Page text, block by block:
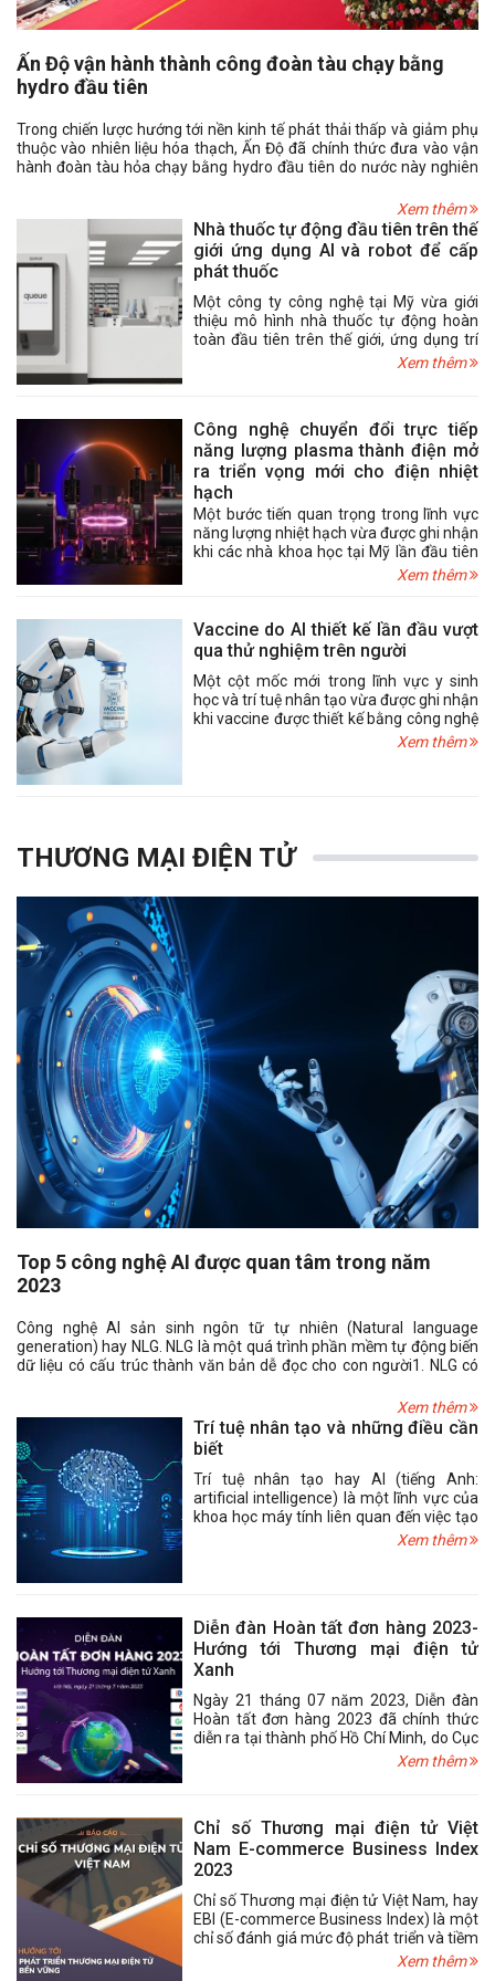
Ấn Độ vận hành thành công đoàn tàu chạy bằng
hydro đầu tiên
Trong chiến lược hướng tới nền kinh tế phát thải thấp và giảm phụ
thuộc vào nhiên liệu hóa thạch, Ấn Độ đã chính thức đưa vào vận
hành đoàn tàu hỏa chạy bằng hydro đầu tiên do nước này nghiên
của ngành đường sắt Ấn Độ, đồng thời đưa quốc gia Nam Á trở
thành một trong số ít nước trên thế giới ứng dụng công nghệ hydro
trong lĩnh vực vận tải đường sắt.
Xem thêm
Nhà thuốc tự động đầu tiên trên thế
giới ứng dụng AI và robot để cấp
phát thuốc
Một công ty công nghệ tại Mỹ vừa giới
thiệu mô hình nhà thuốc tự động hoàn
toàn đầu tiên trên thế giới, ứng dụng trí
tuệ nhân tạo (AI), robot và công nghệ thị
chính xác, giảm đáng kể chi phí vận hành
và mở rộng khả năng tiếp cận dịch vụ
dược phẩm cho người dân.
Xem thêm
Công nghệ chuyển đổi trực tiếp
năng lượng plasma thành điện mở
ra triển vọng mới cho điện nhiệt
hạch
Một bước tiến quan trọng trong lĩnh vực
năng lượng nhiệt hạch vừa được ghi nhận
khi các nhà khoa học tại Mỹ lần đầu tiên
chuyển đổi trực tiếp năng lượng của
nâng cao hiệu suất của các nhà máy điện
nhiệt hạch trong tương lai, đồng thời
giảm đáng kể chi phí sản xuất điện sạch.
Xem thêm
Vaccine do AI thiết kế lần đầu vượt
qua thử nghiệm trên người
Một cột mốc mới trong lĩnh vực y sinh
học và trí tuệ nhân tạo vừa được ghi nhận
khi vaccine được thiết kế bằng công nghệ
AI đã hoàn thành thành công thử nghiệm
tương lai.
Xem thêm
THƯƠNG MẠI ĐIỆN TỬ
Top 5 công nghệ AI được quan tâm trong năm
2023
Công nghệ AI sản sinh ngôn tữ tự nhiên (Natural language
generation) hay NLG. NLG là một quá trình phần mềm tự động biến
dữ liệu có cấu trúc thành văn bản dễ đọc cho con người1. NLG có
liệu chỉ trong vài phút. NLG cũng là một công nghệ trí tuệ nhân tạo
(AI) có khả năng chuyển đổi dữ liệu thành từ, câu, bài viết và thậm
chí cả kịch bản phim.
Xem thêm
Trí tuệ nhân tạo và những điều cần
biết
Trí tuệ nhân tạo hay AI (tiếng Anh:
artificial intelligence) là một lĩnh vực của
khoa học máy tính liên quan đến việc tạo
ra các máy móc hoặc máy tính có khả
nhau, tùy thuộc vào mức độ phức tạp,
mục tiêu và cách tiếp cận của chúng.
Xem thêm
Diễn đàn Hoàn tất đơn hàng 2023-
Hướng tới Thương mại điện tử
Xanh
Ngày 21 tháng 07 năm 2023, Diễn đàn
Hoàn tất đơn hàng 2023 đã chính thức
diễn ra tại thành phố Hồ Chí Minh, do Cục
Thương mại điện tử và Kinh tế số phối
(VALOMA) tổ chức. Sự kiện đã thu hút
hơn 300 đại biểu đến từ các cơ quan quản
lý nhà nước, tổ chức trong và ngoài nước,
cũng như các doanh nghiệp thương mại
điện tử, logistics và hoàn tất đơn hàng,
tất cả đồng lòng hướng tới mục tiêu
thương mại điện tử Xanh, góp phần vào
Xem thêm
Chỉ số Thương mại điện tử Việt
Nam E-commerce Business Index
2023
Chỉ số Thương mại điện tử Việt Nam, hay
EBI (E-commerce Business Index) là một
chỉ số đánh giá mức độ phát triển và tiềm
năng của ngành thương mại điện tử tại
Xem thêm